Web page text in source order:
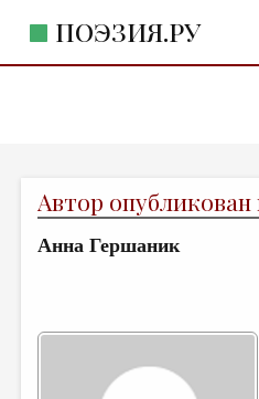
ПОЭЗИЯ.РУ
ЖАНРЫ
АВТОРЫ
ЛИТСАЛОН
Автор
Анна Гершаник